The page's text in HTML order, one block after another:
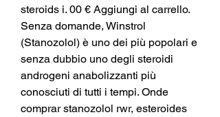
steroids i. 00 € Aggiungi al carrello.
Senza domande, Winstrol
(Stanozolol) è uno dei più popolari e
senza dubbio uno degli steroidi
androgeni anabolizzanti più
conosciuti di tutti i tempi. Onde
comprar stanozolol rwr, esteroides